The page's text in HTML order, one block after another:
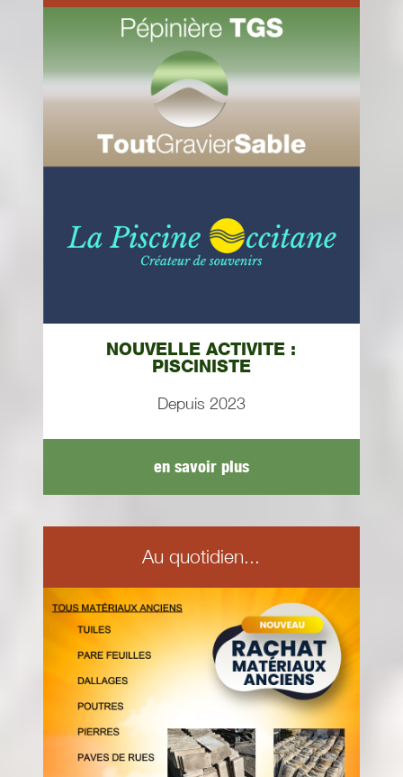
NOUVELLE ACTIVITE :
PISCINISTE
Depuis 2023
en savoir plus
Au quotidien...